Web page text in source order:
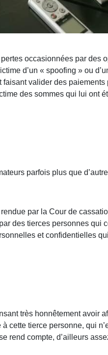
occasionnées par
d’un « spoofing » ou
valider des
des sommes qui lui ont
parfois plus que
par la Cour de
des tierces personnes
et confidentielles
très honnêtement
cette tierce personne, qui
rend compte, d’ailleurs